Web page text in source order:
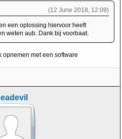
(12 June 2018, 12:09)
een oplossing hiervoor heeft
weten aub. Dank bij voorbaat.
met een software